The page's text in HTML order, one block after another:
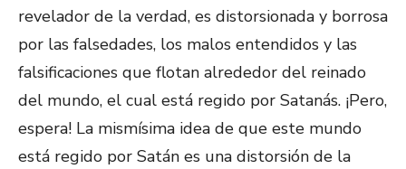
revelador de la verdad, es distorsionada y borrosa
por las falsedades, los malos entendidos y las
falsificaciones que flotan alrededor del reinado
del mundo, el cual está regido por Satanás. ¡Pero,
espera! La mismísima idea de que este mundo
está regido por Satán es una distorsión de la